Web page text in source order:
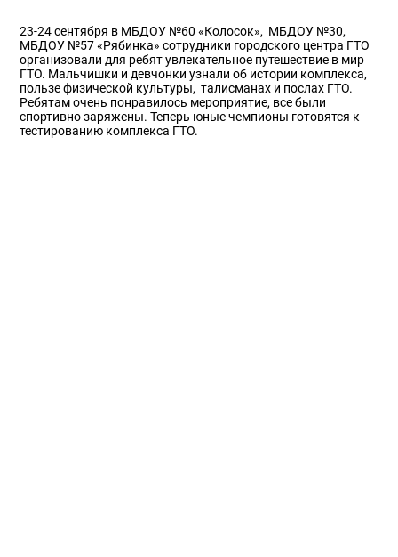
23-24 сентября в МБДОУ №60 «Колосок», МБДОУ №30,
МБДОУ №57 «Рябинка» сотрудники городского центра ГТО
организовали для ребят увлекательное путешествие в мир
ГТО. Мальчишки и девчонки узнали об истории комплекса,
пользе физической культуры, талисманах и послах ГТО.
Ребятам очень понравилось мероприятие, все были
спортивно заряжены. Теперь юные чемпионы готовятся к
тестированию комплекса ГТО.